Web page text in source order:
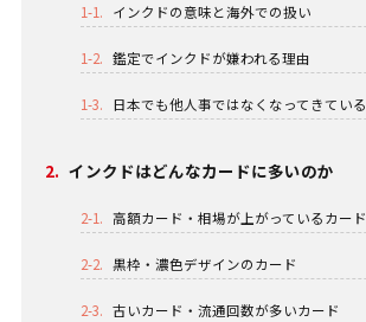
1-1. インクドの意味と海外での扱い
1-2. 鑑定でインクドが嫌われる理由
1-3. 日本でも他人事ではなくなってきている
2. インクドはどんなカードに多いのか
2-1. 高額カード・相場が上がっているカード
2-2. 黒枠・濃色デザインのカード
2-3. 古いカード・流通回数が多いカード